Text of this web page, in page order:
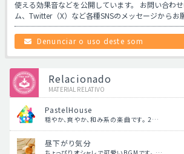
使える効果音などを公開しています。 お問い合わ
ム、Twitter（X）など各種SNSのメッセージからお
Denunciar o uso deste som
Relacionado
MATERIAL RELATIVO
PastelHouse
穏やか、爽やか、和み系の楽曲です。 2…
昼下がり気分
ちょっぴりオシャレで可愛いBGMです。 …